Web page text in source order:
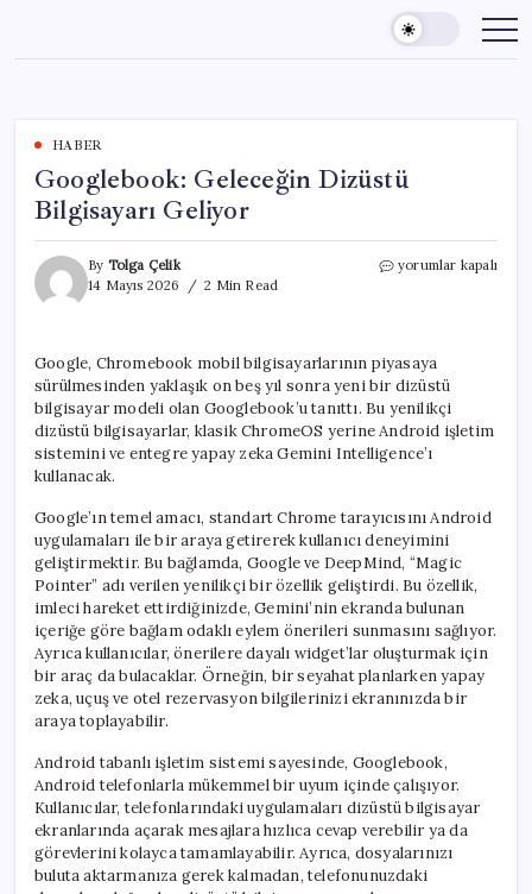
content
HABER
Googlebook: Geleceğin Dizüstü
Bilgisayarı Geliyor
By Tolga Çelik
14 Mayıs 2026
2 Min Read
Googlebook:
için
yorumlar kapalı
Google, Chromebook mobil bilgisayarlarının piyasaya
sürülmesinden yaklaşık on beş yıl sonra yeni bir dizüstü
bilgisayar modeli olan Googlebook’u tanıttı. Bu yenilikçi
dizüstü bilgisayarlar, klasik ChromeOS yerine Android işletim
sistemini ve entegre yapay zeka Gemini Intelligence’ı
kullanacak.
Google’ın temel amacı, standart Chrome tarayıcısını Android
uygulamaları ile bir araya getirerek kullanıcı deneyimini
geliştirmektir. Bu bağlamda, Google ve DeepMind, “Magic
Pointer” adı verilen yenilikçi bir özellik geliştirdi. Bu özellik,
imleci hareket ettirdiğinizde, Gemini’nin ekranda bulunan
içeriğe göre bağlam odaklı eylem önerileri sunmasını sağlıyor.
Ayrıca kullanıcılar, önerilere dayalı widget’lar oluşturmak için
bir araç da bulacaklar. Örneğin, bir seyahat planlarken yapay
zeka, uçuş ve otel rezervasyon bilgilerinizi ekranınızda bir
araya toplayabilir.
Android tabanlı işletim sistemi sayesinde, Googlebook,
Android telefonlarla mükemmel bir uyum içinde çalışıyor.
Kullanıcılar, telefonlarındaki uygulamaları dizüstü bilgisayar
ekranlarında açarak mesajlara hızlıca cevap verebilir ya da
görevlerini kolayca tamamlayabilir. Ayrıca, dosyalarınızı
buluta aktarmanıza gerek kalmadan, telefonunuzdaki